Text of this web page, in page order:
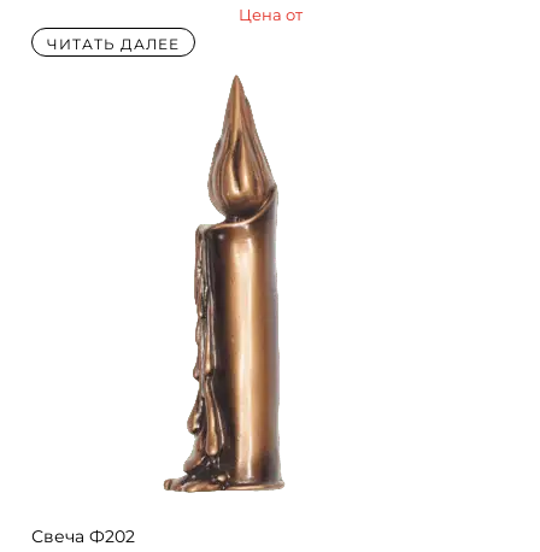
Цена от
ЧИТАТЬ ДАЛЕЕ
Свеча Ф202